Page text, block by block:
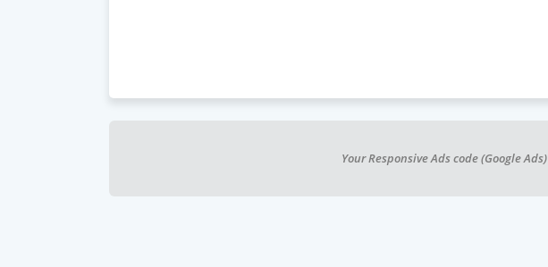
Your Responsive Ads code (Google Ads)